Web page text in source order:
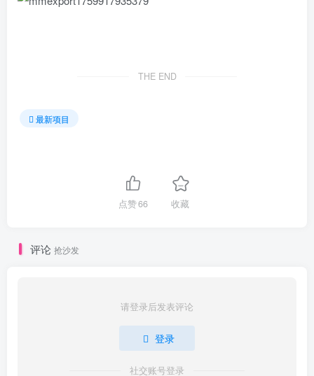
THE END
最新项目
点赞66 收藏
评论 抢沙发
请登录后发表评论
登录
社交账号登录